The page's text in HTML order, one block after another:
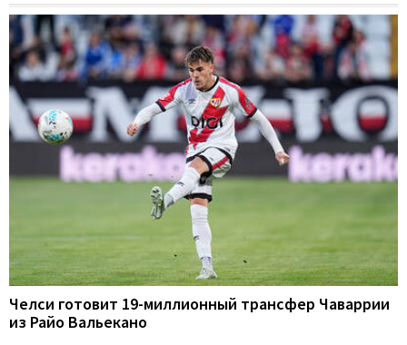
Челси готовит 19-миллионный трансфер Чаваррии
из Райо Вальекано